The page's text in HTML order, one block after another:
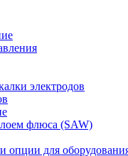
электродов
флюса (SAW)
опции для